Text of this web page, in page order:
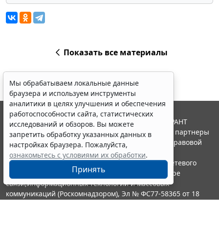
Показать все материалы
Мы обрабатываем локальные данные
браузера и используем инструменты
аналитики в целях улучшения и обеспечения
работоспособности сайта, статистических
исследований и обзоров. Вы можете
запретить обработку указанных данных в
настройках браузера. Пожалуйста,
ознакомьтесь с условиями их обработки.
Принять
© ООО "НПП "ГАРАНТ-СЕРВИС", 2026. Система ГАРАНТ
выпускается с 1990 года. Компания "Гарант" и ее партнеры
являются участниками Российской ассоциации правовой
информации ГАРАНТ.
Портал ГАРАНТ.РУ зарегистрирован в качестве сетевого
издания Федеральной службой по надзору в сфере
связи,информационных технологий и массовых
коммуникаций (Роскомнадзором), Эл № ФС77-58365 от 18